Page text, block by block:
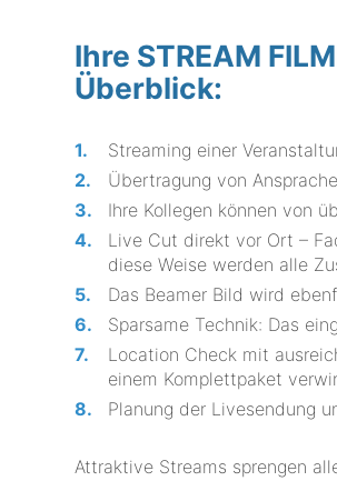
Ihre STREAM
Überblick:
Streaming einer
Übertragung von
Ihre Kollegen können von
Live Cut direkt vor Ort –
diese Weise werden alle
Das Beamer Bild wird
Sparsame Technik: Das
Location Check mit
einem Komplettpaket
Planung der Livesendung
Attraktive Streams sprengen